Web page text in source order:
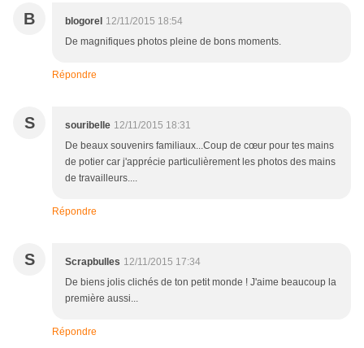
B blogorel 12/11/2015 18:54
De magnifiques photos pleine de bons moments.
Répondre
S souribelle 12/11/2015 18:31
De beaux souvenirs familiaux...Coup de cœur pour tes mains
de potier car j'apprécie particulièrement les photos des mains
de travailleurs....
Répondre
S Scrapbulles 12/11/2015 17:34
De biens jolis clichés de ton petit monde ! J'aime beaucoup la
première aussi...
Répondre